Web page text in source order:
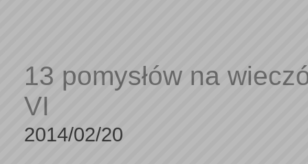
13 pomysłów na
VI
2014/02/20